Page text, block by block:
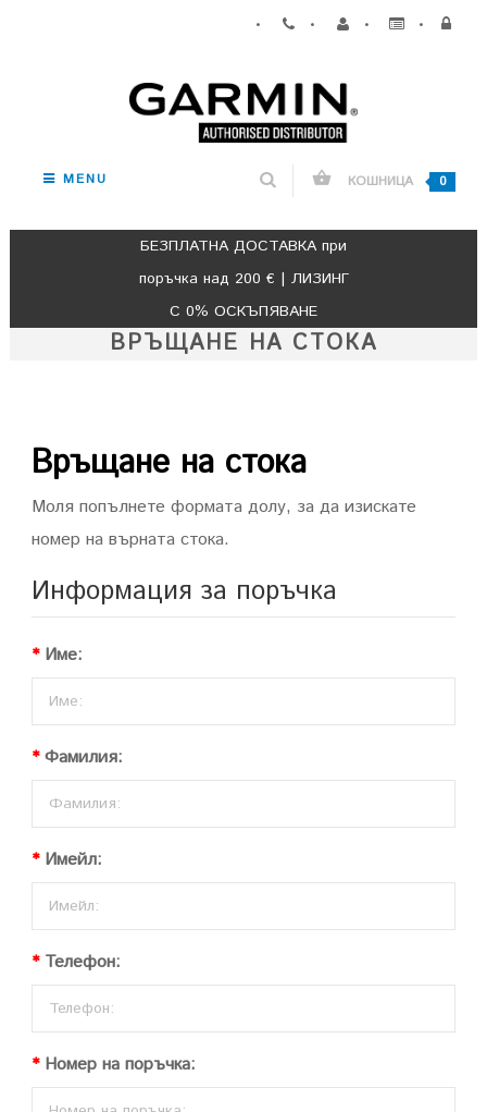
• • • •
MENU КОШНИЦА 0
БЕЗПЛАТНА ДОСТАВКА при
поръчка над 200 € | ЛИЗИНГ
С 0% ОСКЪПЯВАНЕ
ВРЪЩАНЕ НА СТОКА
Връщане на стока
Моля попълнете формата долу, за да изискате
номер на върната стока.
Информация за поръчка
Име:
Фамилия:
Имейл:
Телефон:
Номер на поръчка: